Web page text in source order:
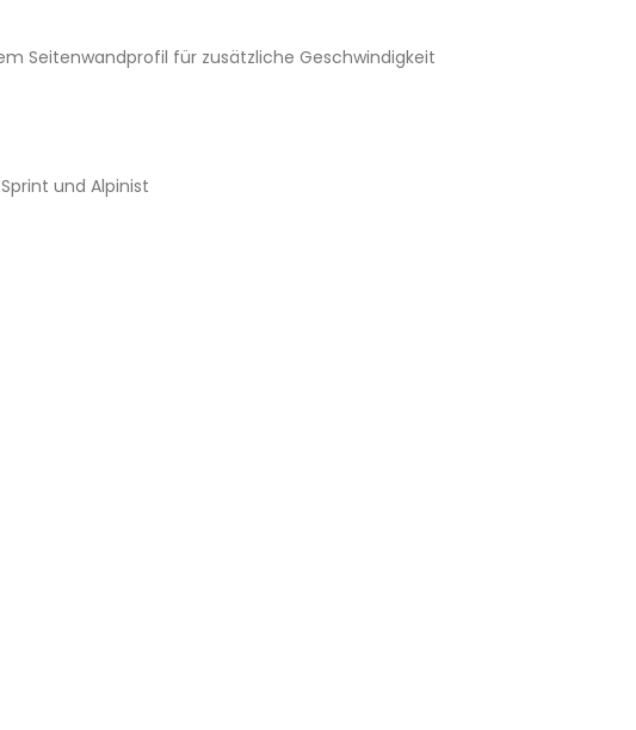
Seitenwandprofil für zusätzliche Geschwindigkeit
und Alpinist